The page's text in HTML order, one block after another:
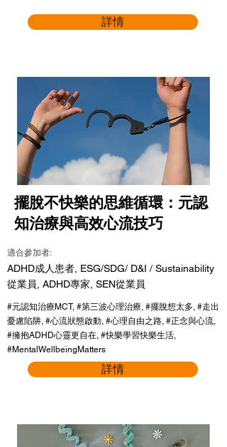
詳情
擺脫不快樂的思維循環：元認
知治療與高效心流技巧
適合參加者:
ADHD成人患者, ESG/SDG/ D&I / Sustainability
從業員, ADHD專家, SEN從業員
#元認知治療MCT, #第三波心理治療, #擺脫想太多, #走出
憂慮陷阱, #心流狀態啟動, #心理自由之路, #正念與心流,
#擁抱ADHD心靈更自在, #快樂學習快樂生活,
#MentalWellbeingMatters
詳情